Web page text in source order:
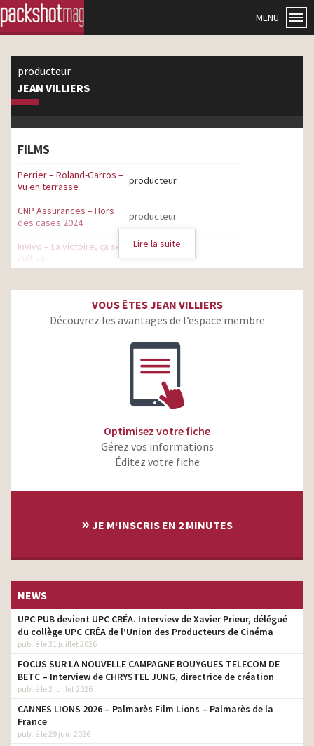
MENU
producteur
JEAN VILLIERS
FILMS
Perrier – Roland-Garros –
Vu en terrasse
producteur
CNP Assurances – Hors
des cases 2024
producteur
InVivo – La victoire, ça se
cultive
bouteilles 100% en
producteur
producteur
producteur
producteur
Perrier Energize –
Follement énergisant
producteur
Honda e – Ceci n’est pas
producteur
Perrier – Heat – De l’eau,
VYV- Tout ce qui nous fait
mieux vivre
producteur
CNP Assurances –
Assurons un monde plus
ouvert – Hors des cases
producteur
Uber Eats – Qu’est-ce qui
vous ferait plaisir ?
Lire la suite
VOUS ÊTES JEAN VILLIERS
Découvrez les avantages de l’espace membre
Optimisez votre fiche
Gérez vos informations
Éditez votre fiche
» JE M‘INSCRIS EN 2 MINUTES
NEWS
UPC PUB devient UPC CRÉA. Interview de Xavier Prieur, délégué
du collège UPC CRÉA de l’Union des Producteurs de Cinéma
publié le 21 juillet 2026
FOCUS SUR LA NOUVELLE CAMPAGNE BOUYGUES TELECOM DE
BETC – Interview de CHRYSTEL JUNG, directrice de création
publié le 2 juillet 2026
CANNES LIONS 2026 – Palmarès Film Lions – Palmarès de la
France
publié le 29 juin 2026